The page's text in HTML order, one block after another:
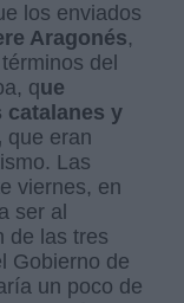
los enviados
Aragonés,
del
que
catalanes y
que eran
Las
viernes, en
ser al
de las tres
Gobierno de
un poco de